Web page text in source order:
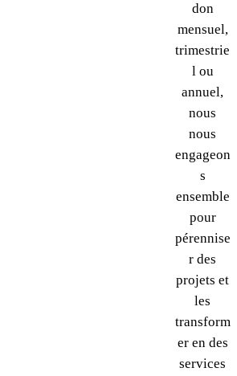
don
mensuel,
trimestrie
l ou
annuel,
nous
nous
engageon
s
ensemble
pour
pérennise
r des
projets et
les
transform
er en des
services